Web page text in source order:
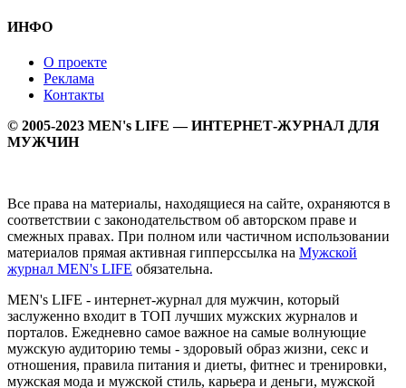
ИНФО
О проекте
Реклама
Контакты
© 2005-2023 MEN's LIFE — ИНТЕРНЕТ-ЖУРНАЛ ДЛЯ
МУЖЧИН
Все права на материалы, находящиеся на сайте, охраняются в
соответствии с законодательством об авторском праве и
смежных правах. При полном или частичном использовании
материалов прямая активная гипперссылка на Мужской
журнал MEN's LIFE обязательна.
MEN's LIFE - интернет-журнал для мужчин, который
заслуженно входит в ТОП лучших мужских журналов и
порталов. Ежедневно самое важное на самые волнующие
мужскую аудиторию темы - здоровый образ жизни, секс и
отношения, правила питания и диеты, фитнес и тренировки,
мужская мода и мужской стиль, карьера и деньги, мужской